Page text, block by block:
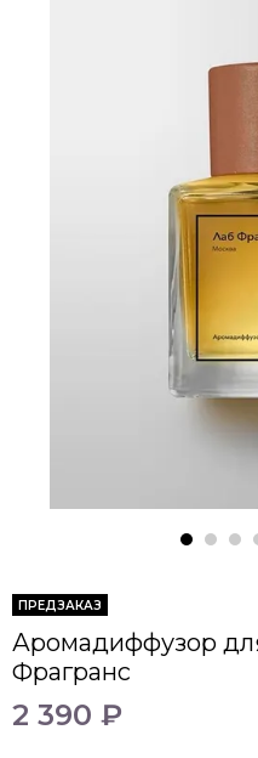
ПРЕДЗАКАЗ
Аромадиффузор
Фрагранс
2 390 ₽